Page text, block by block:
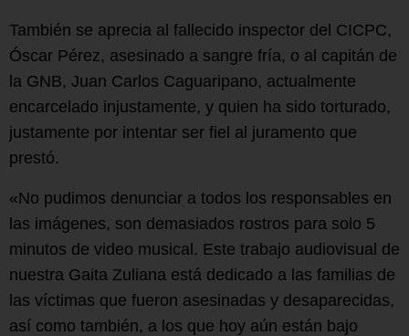
También se aprecia al fallecido inspector del CICPC,
Óscar Pérez, asesinado a sangre fría, o al capitán de
la GNB, Juan Carlos Caguaripano, actualmente
encarcelado injustamente, y quien ha sido torturado,
justamente por intentar ser fiel al juramento que
prestó.
«No pudimos denunciar a todos los responsables en
las imágenes, son demasiados rostros para solo 5
minutos de video musical. Este trabajo audiovisual de
nuestra Gaita Zuliana está dedicado a las familias de
las víctimas que fueron asesinadas y desaparecidas,
así como también, a los que hoy aún están bajo